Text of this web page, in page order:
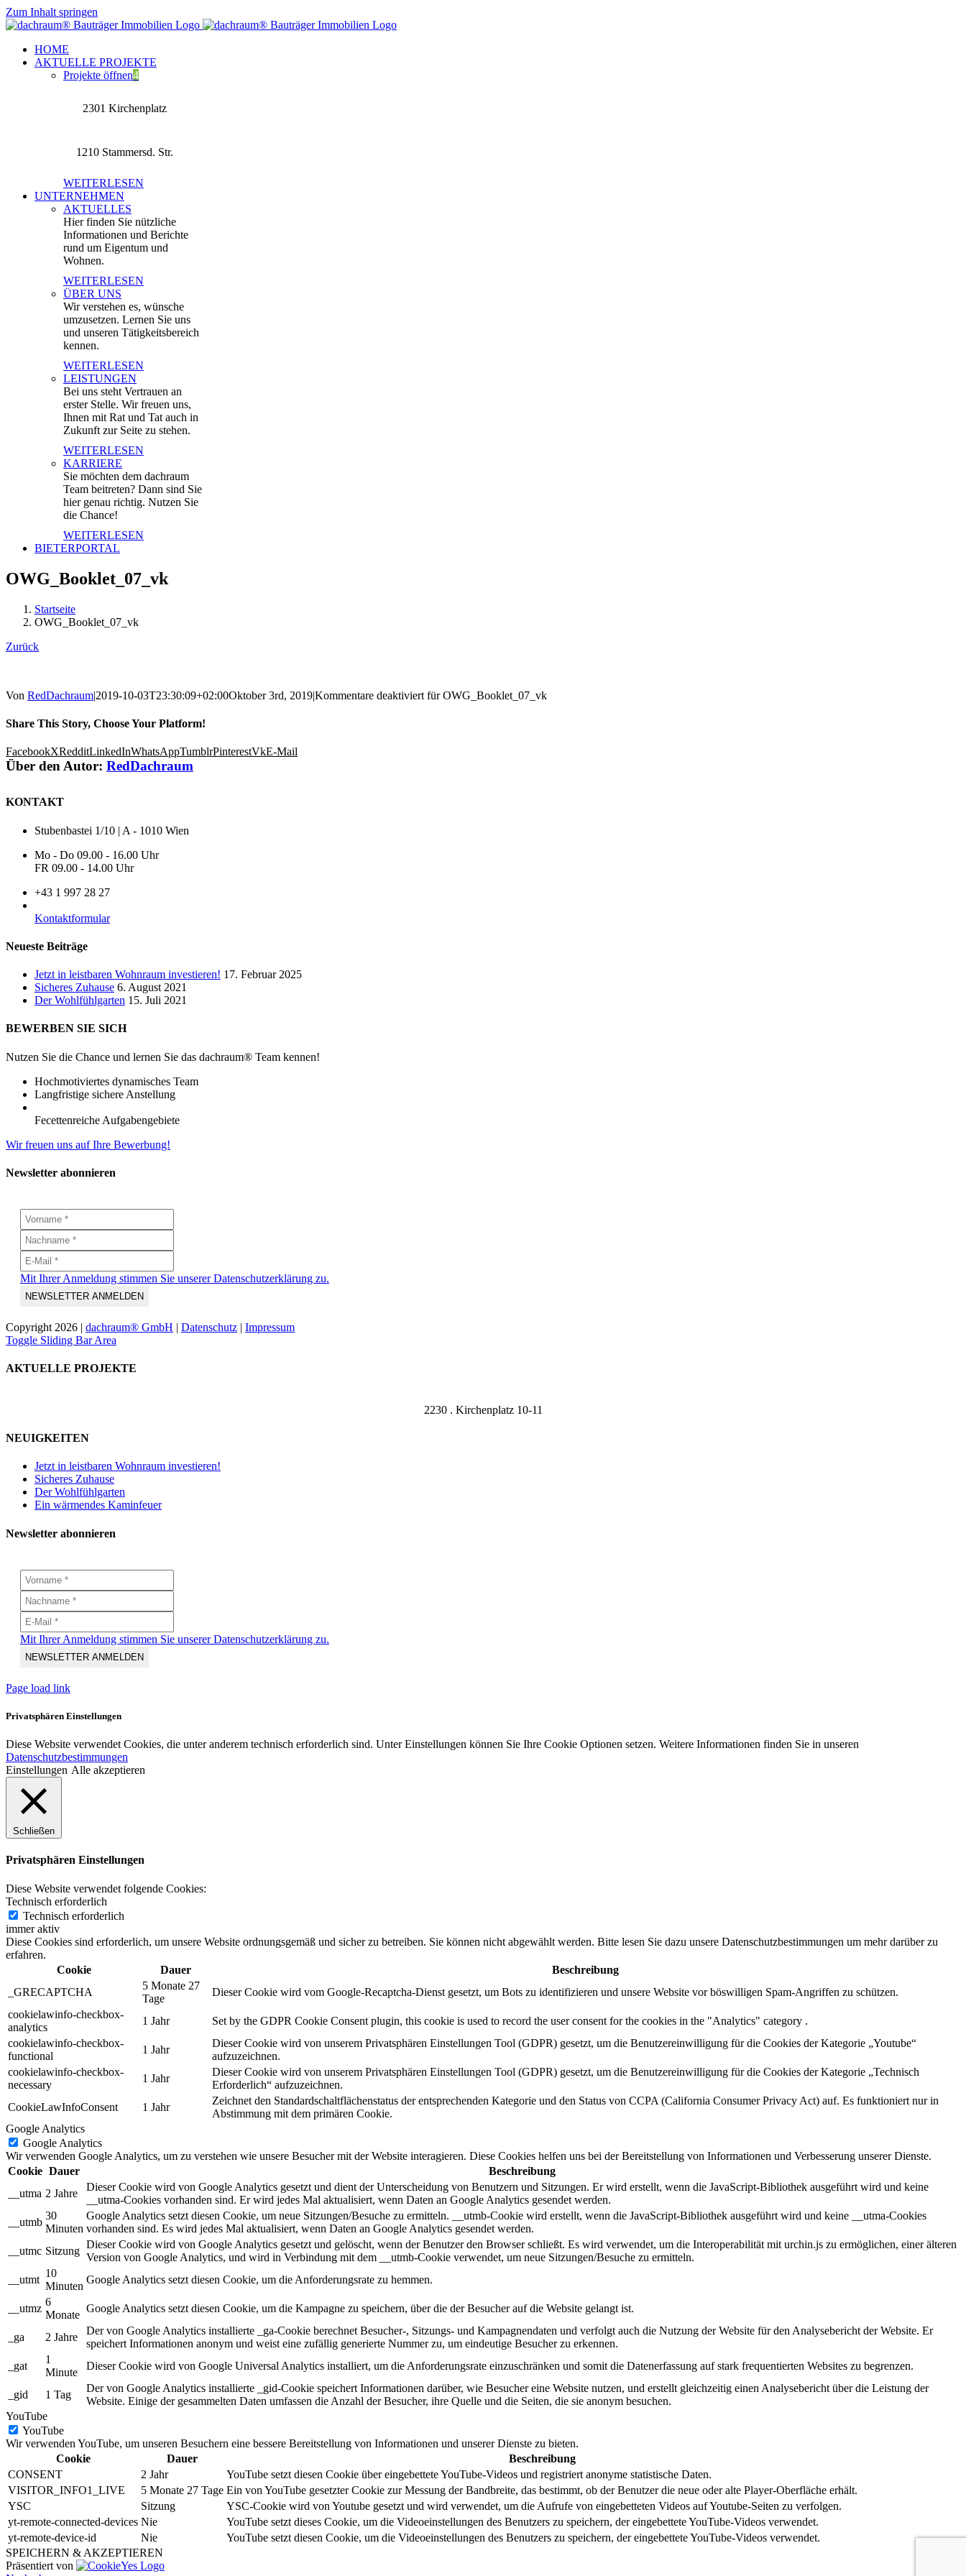
Zum Inhalt springen
HOME
AKTUELLE PROJEKTE
Projekte öffnen4
2301 Kirchenplatz
1210 Stammersd. Str.
WEITERLESEN
UNTERNEHMEN
AKTUELLES
Hier finden Sie nützliche
Informationen und Berichte
rund um Eigentum und
Wohnen.
WEITERLESEN
ÜBER UNS
Wir verstehen es, wünsche
umzusetzen. Lernen Sie uns
und unseren Tätigkeitsbereich
kennen.
WEITERLESEN
LEISTUNGEN
Bei uns steht Vertrauen an
erster Stelle. Wir freuen uns,
Ihnen mit Rat und Tat auch in
Zukunft zur Seite zu stehen.
WEITERLESEN
KARRIERE
Sie möchten dem dachraum
Team beitreten? Dann sind Sie
hier genau richtig. Nutzen Sie
die Chance!
WEITERLESEN
BIETERPORTAL
OWG_Booklet_07_vk
Startseite
OWG_Booklet_07_vk
Zurück
Von RedDachraum|2019-10-03T23:30:09+02:00Oktober 3rd, 2019|Kommentare deaktiviert für OWG_Booklet_07_vk
Share This Story, Choose Your Platform!
FacebookXRedditLinkedInWhatsAppTumblrPinterestVkE-Mail
Über den Autor: RedDachraum
KONTAKT
Stubenbastei 1/10 | A - 1010 Wien
Mo - Do 09.00 - 16.00 Uhr
FR 09.00 - 14.00 Uhr
+43 1 997 28 27
Kontaktformular
Neueste Beiträge
Jetzt in leistbaren Wohnraum investieren! 17. Februar 2025
Sicheres Zuhause 6. August 2021
Der Wohlfühlgarten 15. Juli 2021
BEWERBEN SIE SICH
Nutzen Sie die Chance und lernen Sie das dachraum® Team kennen!
Hochmotiviertes dynamisches Team
Langfristige sichere Anstellung
Fecettenreiche Aufgabengebiete
Wir freuen uns auf Ihre Bewerbung!
Newsletter abonnieren
Mit Ihrer Anmeldung stimmen Sie unserer Datenschutzerklärung zu.
Copyright 2026 | dachraum® GmbH | Datenschutz | Impressum
Toggle Sliding Bar Area
AKTUELLE PROJEKTE
2230 . Kirchenplatz 10-11
NEUIGKEITEN
Jetzt in leistbaren Wohnraum investieren!
Sicheres Zuhause
Der Wohlfühlgarten
Ein wärmendes Kaminfeuer
Newsletter abonnieren
Mit Ihrer Anmeldung stimmen Sie unserer Datenschutzerklärung zu.
Page load link
Privatsphären Einstellungen
Diese Website verwendet Cookies, die unter anderem technisch erforderlich sind. Unter Einstellungen können Sie Ihre Cookie Optionen setzen. Weitere Informationen finden Sie in unseren
Datenschutzbestimmungen
Einstellungen Alle akzeptieren
Schließen
Privatsphären Einstellungen
Diese Website verwendet folgende Cookies:
Technisch erforderlich
Technisch erforderlich
immer aktiv
Diese Cookies sind erforderlich, um unsere Website ordnungsgemäß und sicher zu betreiben. Sie können nicht abgewählt werden. Bitte lesen Sie dazu unsere Datenschutzbestimmungen um mehr darüber zu
erfahren.
Cookie
Dauer
Beschreibung
_GRECAPTCHA
5 Monate 27
Tage
Dieser Cookie wird vom Google-Recaptcha-Dienst gesetzt, um Bots zu identifizieren und unsere Website vor böswilligen Spam-Angriffen zu schützen.
cookielawinfo-checkbox-
analytics
1 Jahr
Set by the GDPR Cookie Consent plugin, this cookie is used to record the user consent for the cookies in the "Analytics" category .
cookielawinfo-checkbox-
functional
1 Jahr
Dieser Cookie wird von unserem Privatsphären Einstellungen Tool (GDPR) gesetzt, um die Benutzereinwilligung für die Cookies der Kategorie „Youtube“
aufzuzeichnen.
cookielawinfo-checkbox-
necessary
1 Jahr
Dieser Cookie wird von unserem Privatsphären Einstellungen Tool (GDPR) gesetzt, um die Benutzereinwilligung für die Cookies der Kategorie „Technisch
Erforderlich“ aufzuzeichnen.
CookieLawInfoConsent
1 Jahr
Zeichnet den Standardschaltflächenstatus der entsprechenden Kategorie und den Status von CCPA (California Consumer Privacy Act) auf. Es funktioniert nur in
Abstimmung mit dem primären Cookie.
Google Analytics
Google Analytics
Wir verwenden Google Analytics, um zu verstehen wie unsere Besucher mit der Website interagieren. Diese Cookies helfen uns bei der Bereitstellung von Informationen und Verbesserung unserer Dienste.
Cookie Dauer
Beschreibung
__utma 2 Jahre
Dieser Cookie wird von Google Analytics gesetzt und dient der Unterscheidung von Benutzern und Sitzungen. Er wird erstellt, wenn die JavaScript-Bibliothek ausgeführt wird und keine
__utma-Cookies vorhanden sind. Er wird jedes Mal aktualisiert, wenn Daten an Google Analytics gesendet werden.
__utmb
30
Minuten
Google Analytics setzt diesen Cookie, um neue Sitzungen/Besuche zu ermitteln. __utmb-Cookie wird erstellt, wenn die JavaScript-Bibliothek ausgeführt wird und keine __utma-Cookies
vorhanden sind. Es wird jedes Mal aktualisiert, wenn Daten an Google Analytics gesendet werden.
__utmc Sitzung
Dieser Cookie wird von Google Analytics gesetzt und gelöscht, wenn der Benutzer den Browser schließt. Es wird verwendet, um die Interoperabilität mit urchin.js zu ermöglichen, einer älteren
Version von Google Analytics, und wird in Verbindung mit dem __utmb-Cookie verwendet, um neue Sitzungen/Besuche zu ermitteln.
__utmt
10
Minuten
Google Analytics setzt diesen Cookie, um die Anforderungsrate zu hemmen.
__utmz
6
Monate
Google Analytics setzt diesen Cookie, um die Kampagne zu speichern, über die der Besucher auf die Website gelangt ist.
_ga 2 Jahre
Der von Google Analytics installierte _ga-Cookie berechnet Besucher-, Sitzungs- und Kampagnendaten und verfolgt auch die Nutzung der Website für den Analysebericht der Website. Er
speichert Informationen anonym und weist eine zufällig generierte Nummer zu, um eindeutige Besucher zu erkennen.
_gat
1
Minute
Dieser Cookie wird von Google Universal Analytics installiert, um die Anforderungsrate einzuschränken und somit die Datenerfassung auf stark frequentierten Websites zu begrenzen.
_gid 1 Tag
Der von Google Analytics installierte _gid-Cookie speichert Informationen darüber, wie Besucher eine Website nutzen, und erstellt gleichzeitig einen Analysebericht über die Leistung der
Website. Einige der gesammelten Daten umfassen die Anzahl der Besucher, ihre Quelle und die Seiten, die sie anonym besuchen.
YouTube
YouTube
Wir verwenden YouTube, um unseren Besuchern eine bessere Bereitstellung von Informationen und unserer Dienste zu bieten.
Cookie
Dauer
Beschreibung
CONSENT
2 Jahr
YouTube setzt diesen Cookie über eingebettete YouTube-Videos und registriert anonyme statistische Daten.
VISITOR_INFO1_LIVE
5 Monate 27 Tage Ein von YouTube gesetzter Cookie zur Messung der Bandbreite, das bestimmt, ob der Benutzer die neue oder alte Player-Oberfläche erhält.
YSC
Sitzung
YSC-Cookie wird von Youtube gesetzt und wird verwendet, um die Aufrufe von eingebetteten Videos auf Youtube-Seiten zu verfolgen.
yt-remote-connected-devices Nie
YouTube setzt dieses Cookie, um die Videoeinstellungen des Benutzers zu speichern, der eingebettete YouTube-Videos verwendet.
yt-remote-device-id
Nie
YouTube setzt diesen Cookie, um die Videoeinstellungen des Benutzers zu speichern, der eingebettete YouTube-Videos verwendet.
SPEICHERN & AKZEPTIEREN
Präsentiert von